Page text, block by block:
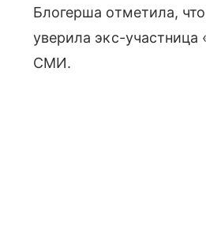
Блогерша отметила,
уверила экс-
СМИ.